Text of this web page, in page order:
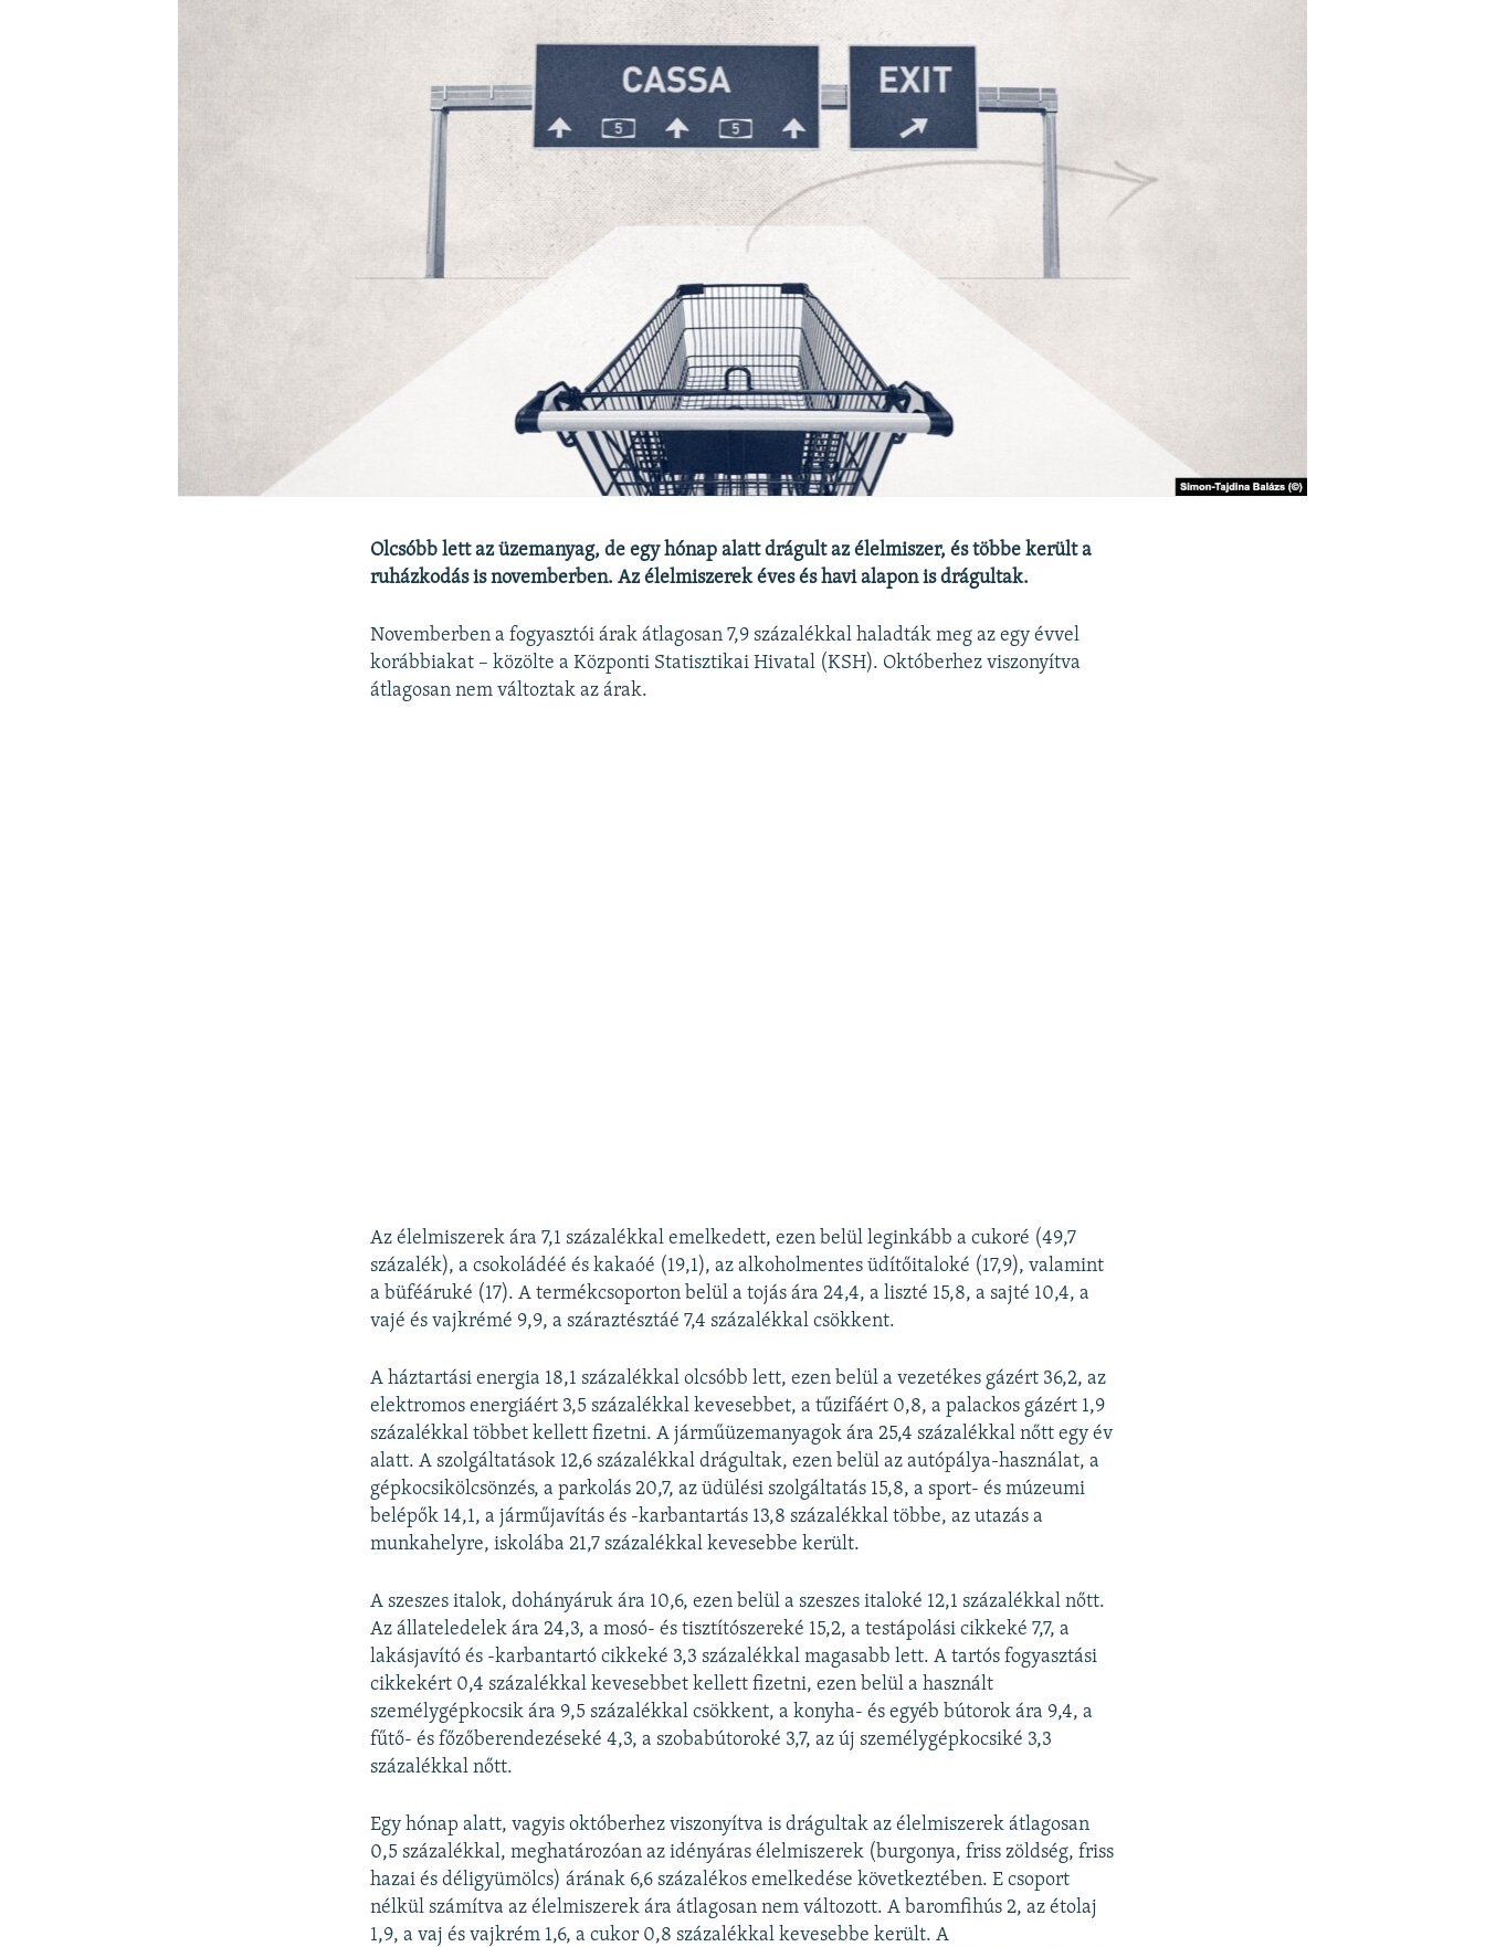
Olcsóbb lett az üzemanyag, de egy hónap alatt drágult az élelmiszer, és többe került a
ruházkodás is novemberben. Az élelmiszerek éves és havi alapon is drágultak.
Novemberben a fogyasztói árak átlagosan 7,9 százalékkal haladták meg az egy évvel
korábbiakat – közölte a Központi Statisztikai Hivatal (KSH). Októberhez viszonyítva
átlagosan nem változtak az árak.
Az élelmiszerek ára 7,1 százalékkal emelkedett, ezen belül leginkább a cukoré (49,7
százalék), a csokoládéé és kakaóé (19,1), az alkoholmentes üdítőitaloké (17,9), valamint
a büféáruké (17). A termékcsoporton belül a tojás ára 24,4, a liszté 15,8, a sajté 10,4, a
vajé és vajkrémé 9,9, a száraztésztáé 7,4 százalékkal csökkent.
A háztartási energia 18,1 százalékkal olcsóbb lett, ezen belül a vezetékes gázért 36,2, az
elektromos energiáért 3,5 százalékkal kevesebbet, a tűzifáért 0,8, a palackos gázért 1,9
százalékkal többet kellett fizetni. A járműüzemanyagok ára 25,4 százalékkal nőtt egy év
alatt. A szolgáltatások 12,6 százalékkal drágultak, ezen belül az autópálya-használat, a
gépkocsikölcsönzés, a parkolás 20,7, az üdülési szolgáltatás 15,8, a sport- és múzeumi
belépők 14,1, a járműjavítás és -karbantartás 13,8 százalékkal többe, az utazás a
munkahelyre, iskolába 21,7 százalékkal kevesebbe került.
A szeszes italok, dohányáruk ára 10,6, ezen belül a szeszes italoké 12,1 százalékkal nőtt.
Az állateledelek ára 24,3, a mosó- és tisztítószereké 15,2, a testápolási cikkeké 7,7, a
lakásjavító és -karbantartó cikkeké 3,3 százalékkal magasabb lett. A tartós fogyasztási
cikkekért 0,4 százalékkal kevesebbet kellett fizetni, ezen belül a használt
személygépkocsik ára 9,5 százalékkal csökkent, a konyha- és egyéb bútorok ára 9,4, a
fűtő- és főzőberendezéseké 4,3, a szobabútoroké 3,7, az új személygépkocsiké 3,3
százalékkal nőtt.
Egy hónap alatt, vagyis októberhez viszonyítva is drágultak az élelmiszerek átlagosan
0,5 százalékkal, meghatározóan az idényáras élelmiszerek (burgonya, friss zöldség, friss
hazai és déligyümölcs) árának 6,6 százalékos emelkedése következtében. E csoport
nélkül számítva az élelmiszerek ára átlagosan nem változott. A baromfihús 2, az étolaj
1,9, a vaj és vajkrém 1,6, a cukor 0,8 százalékkal kevesebbe került. A